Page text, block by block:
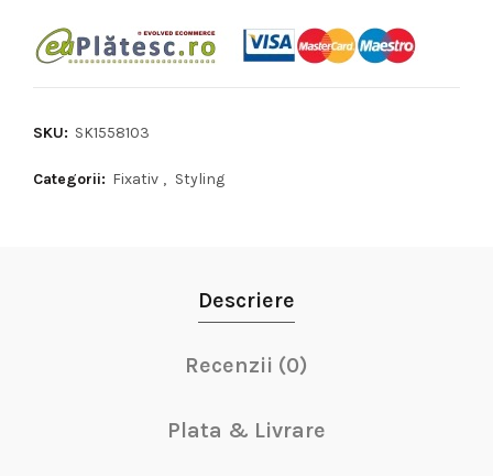
SKU: SK1558103
Categorii: Fixativ , Styling
Descriere
Recenzii (0)
Plata & Livrare